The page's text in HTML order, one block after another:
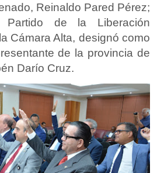
Reinaldo Pared Pérez;
de la Liberación
Cámara Alta, designó como
de la provincia de
Darío Cruz.